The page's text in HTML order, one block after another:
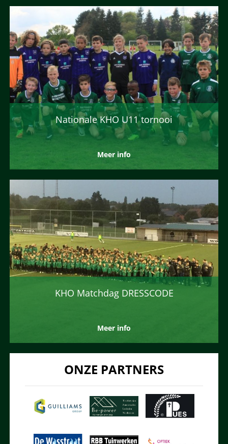
Nationale KHO U11 tornooi
Meer info
KHO Matchdag DRESSCODE
Meer info
ONZE PARTNERS